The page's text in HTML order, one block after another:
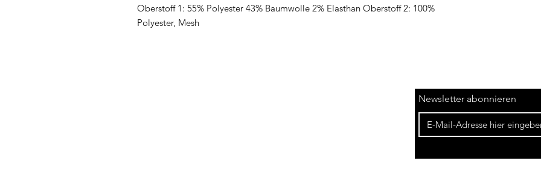
Oberstoff 1: 55% Polyester 43% Baumwolle 2% Elasthan Oberstoff 2: 100%
Polyester, Mesh
Newsletter abonnieren